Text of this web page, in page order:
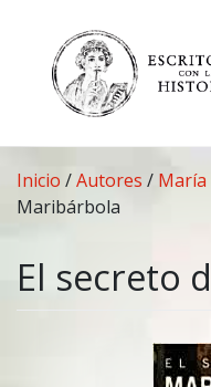
contenido
Inicio /Autores / María
Maribárbola
El secreto